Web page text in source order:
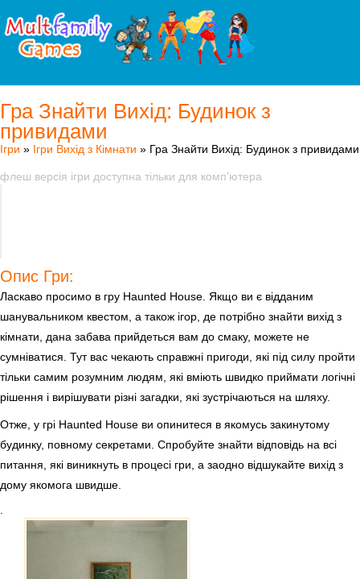
Гра Знайти Вихід: Будинок з
привидами
Ігри » Ігри Вихід з Кімнати » Гра Знайти Вихід: Будинок з привидами
флеш версія ігри доступна тільки для комп'ютера
Опис Гри:
Ласкаво просимо в гру Haunted House. Якщо ви є відданим
шанувальником квестом, а також ігор, де потрібно знайти вихід з
кімнати, дана забава прийдеться вам до смаку, можете не
сумніватися. Тут вас чекають справжні пригоди, які під силу пройти
тільки самим розумним людям, які вміють швидко приймати логічні
рішення і вирішувати різні загадки, які зустрічаються на шляху.
Отже, у грі Haunted House ви опинитеся в якомусь закинутому
будинку, повному секретами. Спробуйте знайти відповідь на всі
питання, які виникнуть в процесі гри, а заодно відшукайте вихід з
дому якомога швидше.